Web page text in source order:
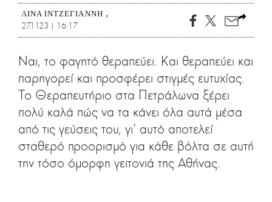
ΛΊΝΑ ΙΝΤΖΕΓΙΆΝΝΗ
27.11.23 | 16:17
Ναι, το φαγητό θεραπεύει. Και θεραπεύει και
παρηγορεί και προσφέρει στιγμές ευτυχίας.
Το Θεραπευτήριο στα Πετράλωνα ξέρει
πολύ καλά πώς να τα κάνει όλα αυτά μέσα
από τις γεύσεις του, γι’ αυτό αποτελεί
σταθερό προορισμό για κάθε βόλτα σε αυτή
την τόσο όμορφη γειτονιά της Αθήνας.